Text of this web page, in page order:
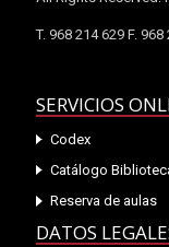
T. 968 214 629 F. 968
SERVICIOS
Codex
Catálogo
Reserva de aulas
DATOS